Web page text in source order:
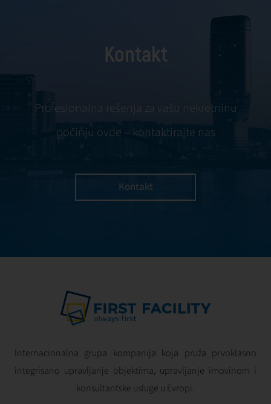
Kontakt
Profesionalna rešenja za vašu nekretninu
počinju ovde – kontaktirajte nas
Kontakt
Internacionalna grupa kompanija koja pruža prvoklasno
integrisano upravljanje objektima, upravljanje imovinom i
konsultantske usluge u Evropi.